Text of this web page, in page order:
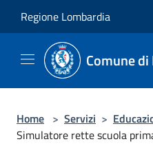
Regione Lombardia
Comune
Home > Servizi >
Simulatore rette scuola